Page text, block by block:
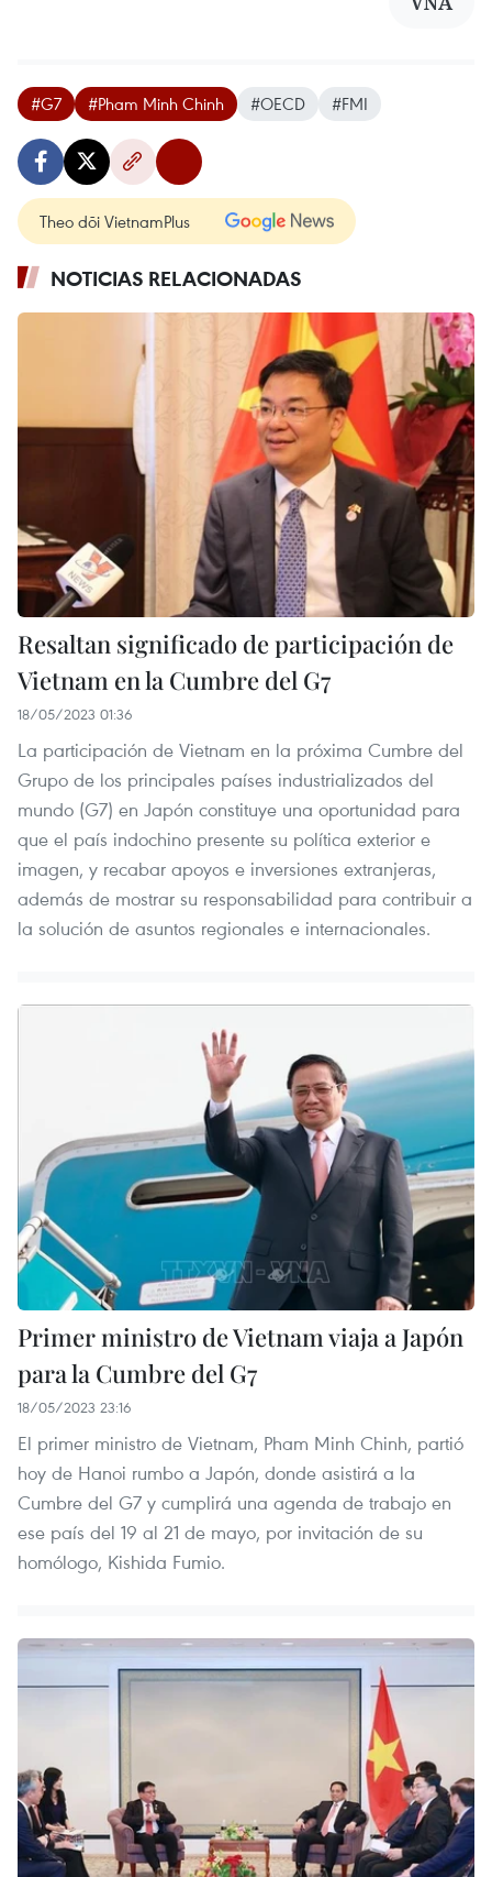
#G7 #Pham Minh Chinh #OECD #FMI
Theo dõi VietnamPlus
NOTICIAS RELACIONADAS
Resaltan significado de participación de
Vietnam en la Cumbre del G7
18/05/2023 01:36
La participación de Vietnam en la próxima Cumbre del
Grupo de los principales países industrializados del
mundo (G7) en Japón constituye una oportunidad para
que el país indochino presente su política exterior e
imagen, y recabar apoyos e inversiones extranjeras,
además de mostrar su responsabilidad para contribuir a
la solución de asuntos regionales e internacionales.
Primer ministro de Vietnam viaja a Japón
para la Cumbre del G7
18/05/2023 23:16
El primer ministro de Vietnam, Pham Minh Chinh, partió
hoy de Hanoi rumbo a Japón, donde asistirá a la
Cumbre del G7 y cumplirá una agenda de trabajo en
ese país del 19 al 21 de mayo, por invitación de su
homólogo, Kishida Fumio.